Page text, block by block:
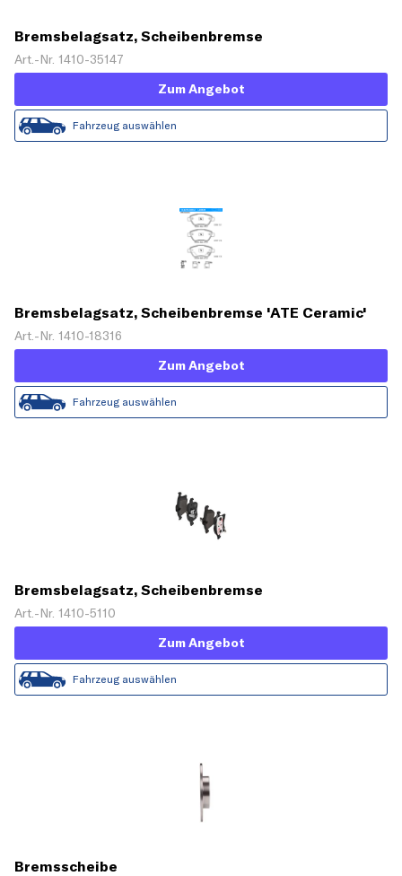
Bremsbelagsatz, Scheibenbremse
Art.-Nr. 1410-35147
Zum Angebot
Fahrzeug auswählen
Bremsbelagsatz, Scheibenbremse 'ATE Ceramic'
Art.-Nr. 1410-18316
Zum Angebot
Fahrzeug auswählen
Bremsbelagsatz, Scheibenbremse
Art.-Nr. 1410-5110
Zum Angebot
Fahrzeug auswählen
Bremsscheibe